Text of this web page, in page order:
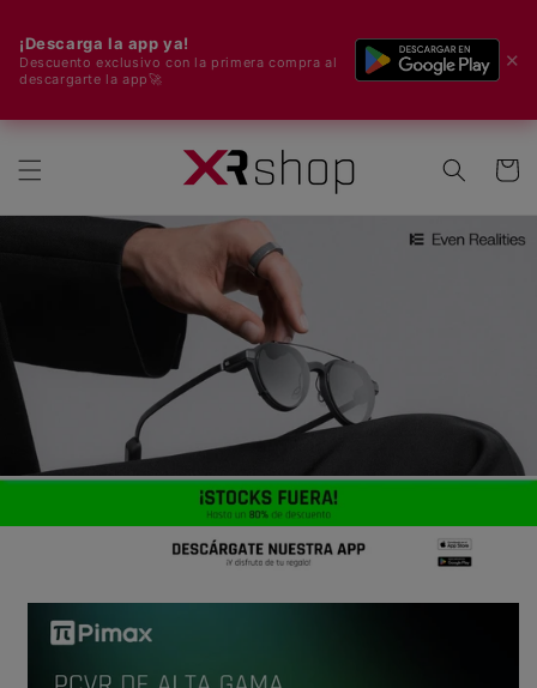
¡Descarga la app ya!
Descuento exclusivo con la primera compra al
descargarte la app🚀
✕
Carrito